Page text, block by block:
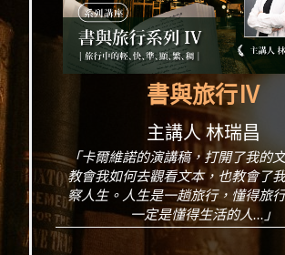
書與旅行Ⅳ
主講人 林瑞昌
「卡爾維諾的演講稿，打開了我的
教會我如何去觀看文本，也教會了
察人生。人生是一趟旅行，懂得旅
一定是懂得生活的人...」